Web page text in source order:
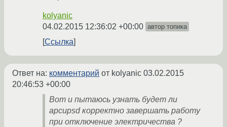
kolyanic
04.02.2015 12:36:02 +00:00 автор топика
Ссылка
Ответ на: комментарий от kolyanic 03.02.2015
20:46:53 +00:00
Вот и пытаюсь узнать будет ли
apcupsd корректно завершать работу
при отключение электричества ?